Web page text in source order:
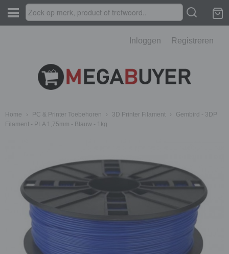
Inloggen Registreren
Home › PC & Printer Toebehoren › 3D Printer Filament ›
Gembird - 3DP
Filament - PLA 1,75mm - Blauw - 1kg